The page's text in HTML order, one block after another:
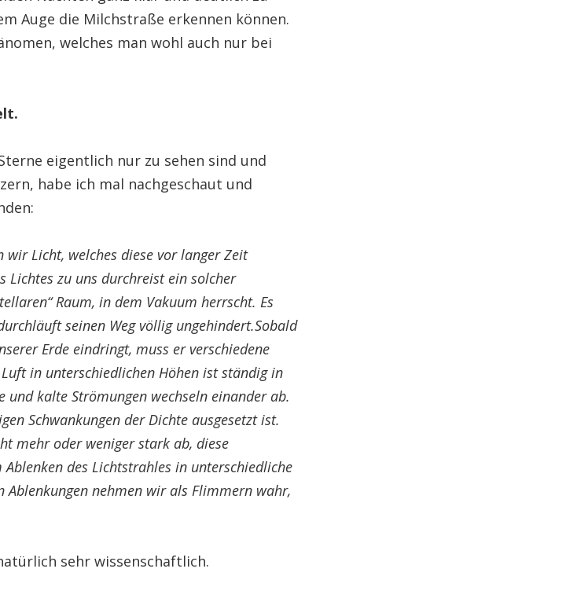
Auge die Milchstraße erkennen können.
welches man wohl auch nur bei
eigentlich nur zu sehen sind und
habe ich mal nachgeschaut und
wir Licht, welches diese vor langer Zeit
Lichtes zu uns durchreist ein solcher
Raum, in dem Vakuum herrscht. Es
seinen Weg völlig ungehindert.Sobald
Erde eindringt, muss er verschiedene
in unterschiedlichen Höhen ist ständig in
und kalte Strömungen wechseln einander ab.
Schwankungen der Dichte ausgesetzt ist.
mehr oder weniger stark ab, diese
Ablenken des Lichtstrahles in unterschiedliche
Ablenkungen nehmen wir als Flimmern wahr,
sehr wissenschaftlich.